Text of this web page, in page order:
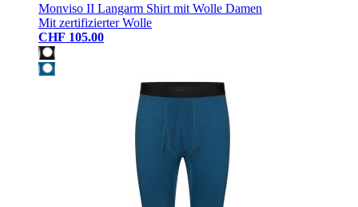
Monviso II Langarm Shirt mit Wolle Damen
Mit zertifizierter Wolle
CHF 105.00